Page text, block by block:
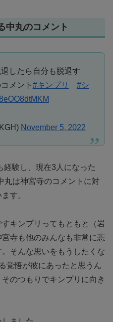
中丸のコメント
したら自分も脱退す
メント #キンプリ
#シ
November 5, 2022
経験し、現在3人になった
丸は神宮寺のコメントに対
す。
すキンプリってもともと（岩
寺も他のみんなも非常に悲
そんな思いをもうしたくな
覚悟が彼にあったと思うん
のつもりでキンプリに向き